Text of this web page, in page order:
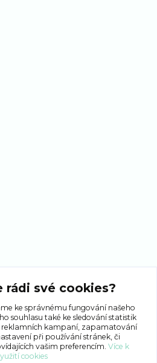
rádi své cookies?
ke správnému fungování našeho
souhlasu také ke sledování statistik
kampaní, zapamatování
při používání stránek, či
vašim preferencím. Více k
cookies